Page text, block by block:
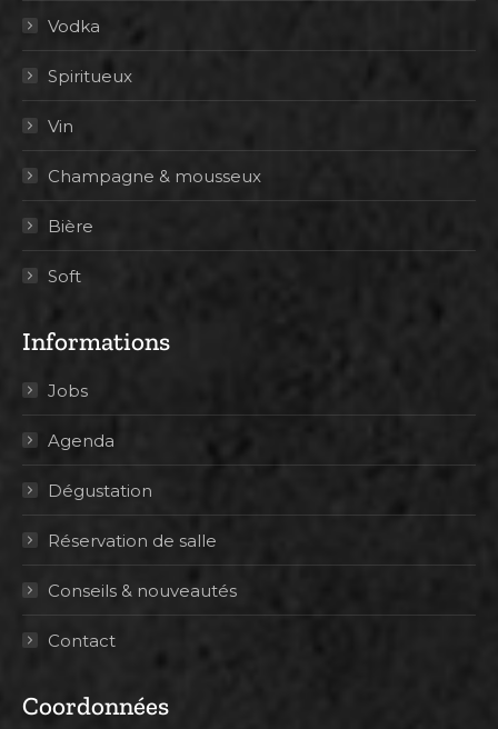
Vodka
Spiritueux
Vin
Champagne & mousseux
Bière
Soft
Informations
Jobs
Agenda
Dégustation
Réservation de salle
Conseils & nouveautés
Contact
Coordonnées